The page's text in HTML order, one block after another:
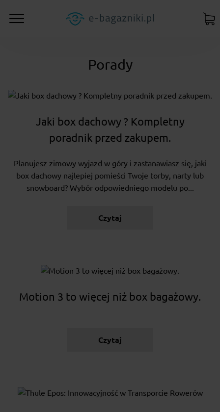
Porady
Jaki box dachowy ? Kompletny
poradnik przed zakupem.
Planujesz zimowy wyjazd w góry i zastanawiasz się, jaki
box dachowy najlepiej pomieści Twoje torby, narty lub
snowboard? Wybór odpowiedniego modelu po...
Czytaj
Motion 3 to więcej niż box bagażowy.
Czytaj